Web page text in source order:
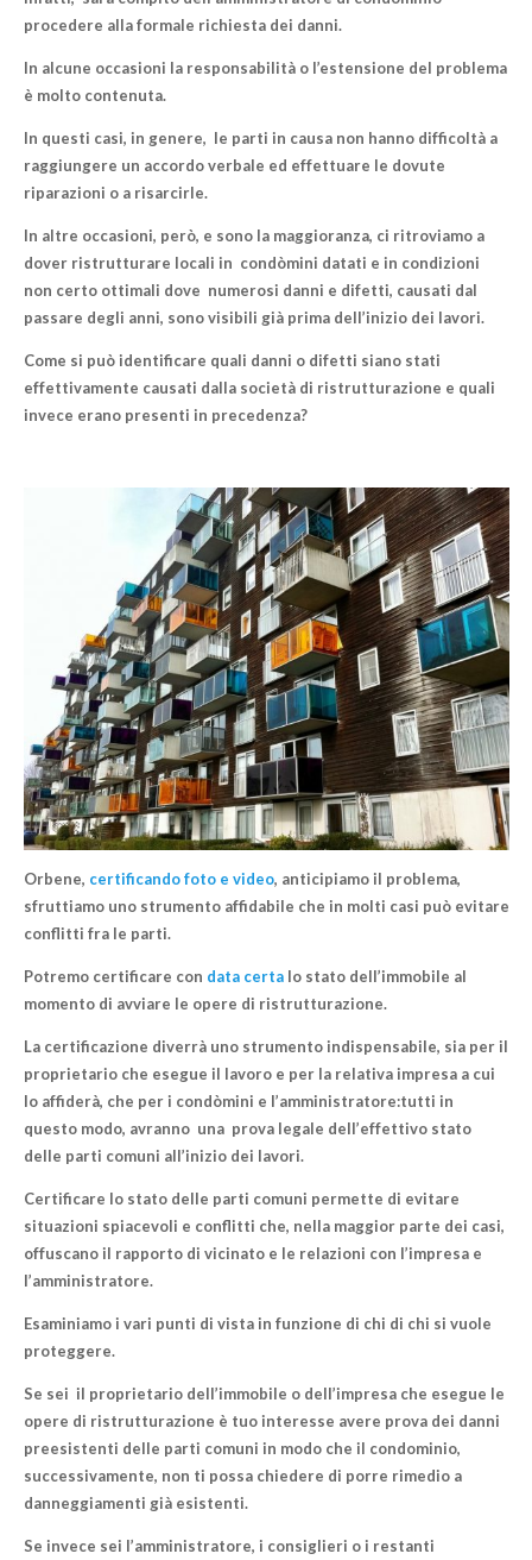
procedere alla formale richiesta dei danni.
In alcune occasioni la responsabilità o l’estensione del problema
è molto contenuta.
In questi casi, in genere, le parti in causa non hanno difficoltà a
raggiungere un accordo verbale ed effettuare le dovute
riparazioni o a risarcirle.
In altre occasioni, però, e sono la maggioranza, ci ritroviamo a
dover ristrutturare locali in condòmini datati e in condizioni
non certo ottimali dove numerosi danni e difetti, causati dal
passare degli anni, sono visibili già prima dell’inizio dei lavori.
Come si può identificare quali danni o difetti siano stati
effettivamente causati dalla società di ristrutturazione e quali
invece erano presenti in precedenza?
Orbene, certificando foto e video, anticipiamo il problema,
sfruttiamo uno strumento affidabile che in molti casi può evitare
conflitti fra le parti.
Potremo certificare con data certalo stato dell’immobile al
momento di avviare le opere di ristrutturazione.
La certificazione diverrà uno strumento indispensabile, sia per il
proprietario che esegue il lavoro e per la relativa impresa a cui
lo affiderà, che per i condòmini e l’amministratore:tutti in
questo modo, avranno una prova legale dell’effettivo stato
delle parti comuni all’inizio dei lavori.
Certificare lo stato delle parti comuni permette di evitare
situazioni spiacevoli e conflitti che, nella maggior parte dei casi,
offuscano il rapporto di vicinato e le relazioni con l’impresa e
l’amministratore.
Esaminiamo i vari punti di vista in funzione di chi di chi si vuole
proteggere.
Se sei il proprietariodell’immobile o dell’impresache esegue le
opere di ristrutturazione è tuo interesse avere prova dei danni
preesistenti delle parti comuni in modo che il condominio,
successivamente, non ti possa chiedere di porre rimedio a
danneggiamenti già esistenti.
Se invece sei l’amministratore, i consiglieri o i restanti